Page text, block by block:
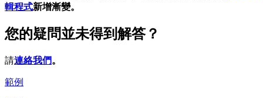
輯程式新增漸變。
您的疑問並未得到解答？
請連絡我們。
範例